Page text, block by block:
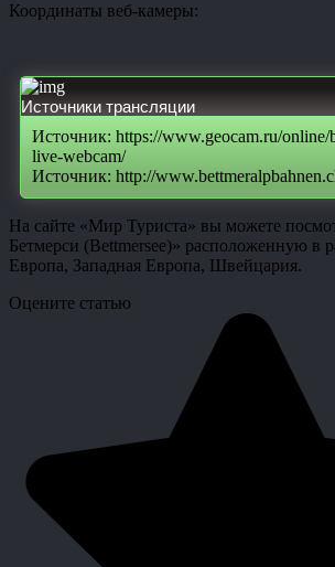
Координаты веб-камеры:
Источники трансляции
Источник: https://www.geocam.ru/online/
live-webcam/
Источник: http://
На сайте «Мир Туриста» вы можете
Бетмерси (Bettmersee)» расположенную в
Европа, Западная Европа, Швейцария.
Оцените статью